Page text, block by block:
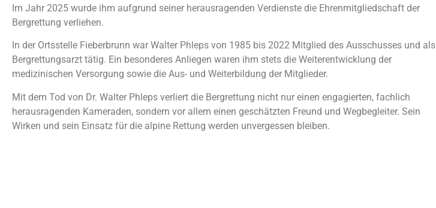
Im Jahr 2025 wurde ihm aufgrund seiner herausragenden Verdienste die Ehrenmitgliedschaft der
Bergrettung verliehen.
In der Ortsstelle Fieberbrunn war Walter Phleps von 1985 bis 2022 Mitglied des Ausschusses und als
Bergrettungsarzt tätig. Ein besonderes Anliegen waren ihm stets die Weiterentwicklung der
medizinischen Versorgung sowie die Aus- und Weiterbildung der Mitglieder.
Mit dem Tod von Dr. Walter Phleps verliert die Bergrettung nicht nur einen engagierten, fachlich
herausragenden Kameraden, sondern vor allem einen geschätzten Freund und Wegbegleiter. Sein
Wirken und sein Einsatz für die alpine Rettung werden unvergessen bleiben.